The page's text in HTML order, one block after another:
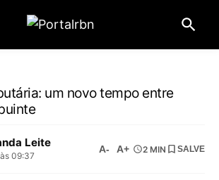
um novo tempo entre
Leite
09:37
A- A+ 2 MIN SALVE